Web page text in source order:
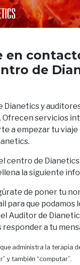
en
de
Dianetics y
Ofrecen servicios
a empezar tu viaje
centro de
la siguiente
de poner tu
para que podamos
Auditor de
responder a tu
administra la terapia
y también “computar”.